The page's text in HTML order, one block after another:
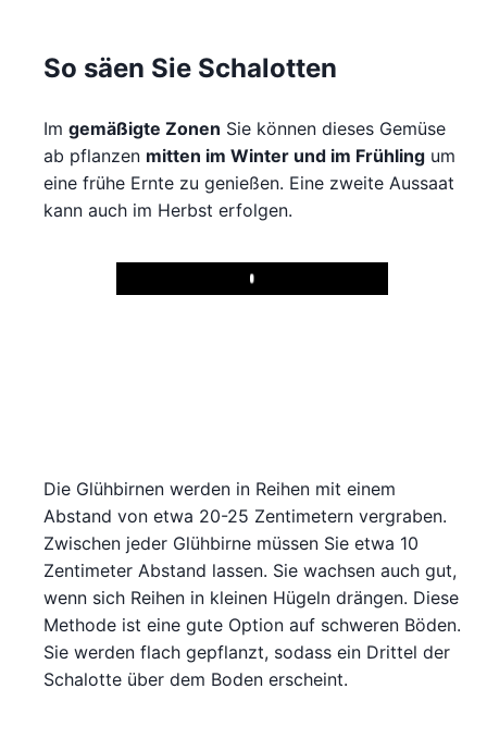
So säen Sie Schalotten
Im gemäßigte Zonen Sie können dieses Gemüse
ab pflanzen mitten im Winter und im Frühling um
eine frühe Ernte zu genießen. Eine zweite Aussaat
kann auch im Herbst erfolgen.
Play
Die Glühbirnen werden in Reihen mit einem
Abstand von etwa 20-25 Zentimetern vergraben.
Zwischen jeder Glühbirne müssen Sie etwa 10
Zentimeter Abstand lassen. Sie wachsen auch gut,
wenn sich Reihen in kleinen Hügeln drängen. Diese
Methode ist eine gute Option auf schweren Böden.
Sie werden flach gepflanzt, sodass ein Drittel der
Schalotte über dem Boden erscheint.